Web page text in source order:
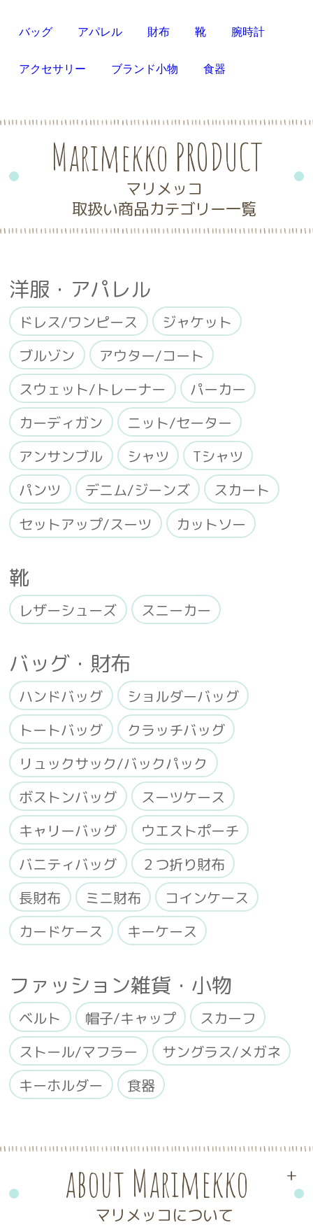
バッグ アパレル 財布 靴 腕時計
アクセサリー ブランド小物 食器
Marimekko PRODUCT
マリメッコ
取扱い商品カテゴリー一覧
洋服・アパレル
ドレス/ワンピース
ジャケット
ブルゾン
アウター/コート
スウェット/トレーナー
パーカー
カーディガン
ニット/セーター
アンサンブル
シャツ
Tシャツ
パンツ
デニム/ジーンズ
スカート
セットアップ/スーツ
カットソー
靴
レザーシューズ スニーカー
バッグ・財布
ハンドバッグ
ショルダーバッグ
トートバッグ
クラッチバッグ
リュックサック/バックパック
ボストンバッグ
スーツケース
キャリーバッグ
ウエストポーチ
バニティバッグ
２つ折り財布
長財布
ミニ財布
コインケース
カードケース
キーケース
ファッション雑貨・小物
ベルト 帽子/キャップ
スカーフ
ストール/マフラー
サングラス/メガネ
キーホルダー
食器
about Marimekko
マリメッコについて
+